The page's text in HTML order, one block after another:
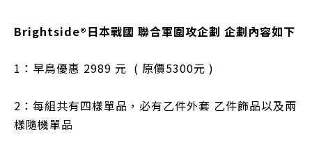
Brightside®日本戰國 聯合軍圍攻企劃 企劃內容如下
1：早鳥優惠 2989 元 ( 原價5300元 )
2：每組共有四樣單品，必有乙件外套 乙件飾品以及兩
樣隨機單品